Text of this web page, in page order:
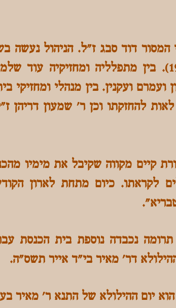
דוד סבג ז"ל. הניהול נעשה
רווח יוסף המשמש חזן משנת ה'תש"מ (1980). בין מתפלליה
ועקנין. בין מנהלי ומחזיקי
להחזקתו וכן ר' שמעון דריהן
קיים מקווה שקיבל את מימיו
לקראתו. כיום מתחת לארון
נכבדה נוספת בית הכנסת
יום ההילולא של התנא ר' מאיר